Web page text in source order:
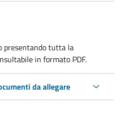
presentando tutta la
in formato PDF.
da allegare